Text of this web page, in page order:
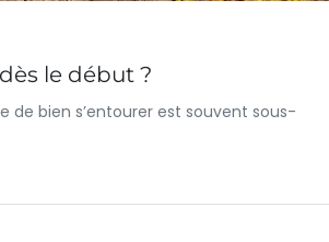
le début ?
de bien s’entourer est souvent sous-